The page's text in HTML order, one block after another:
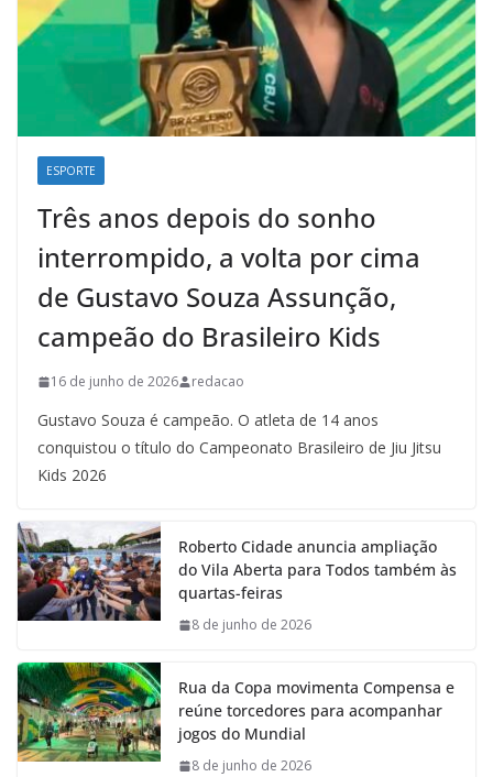
ESPORTE
Três anos depois do sonho
interrompido, a volta por cima
de Gustavo Souza Assunção,
campeão do Brasileiro Kids
16 de junho de 2026 redacao
Gustavo Souza é campeão. O atleta de 14 anos
conquistou o título do Campeonato Brasileiro de Jiu Jitsu
Kids 2026
Roberto Cidade anuncia ampliação
do Vila Aberta para Todos também às
quartas-feiras
8 de junho de 2026
Rua da Copa movimenta Compensa e
reúne torcedores para acompanhar
jogos do Mundial
8 de junho de 2026